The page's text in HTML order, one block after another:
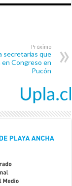
Próximo
secretarias que
Congreso en
Pucón